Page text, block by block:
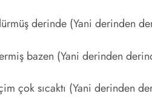
derinde (Yani derinden
bazen (Yani derinden
çok sıcaktı (Yani derinden